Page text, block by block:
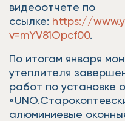
видеоотчете по
ссылке: https://
v=mYV81Opcf00.
По итогам января
утеплителя
работ по установке
алюминиевые